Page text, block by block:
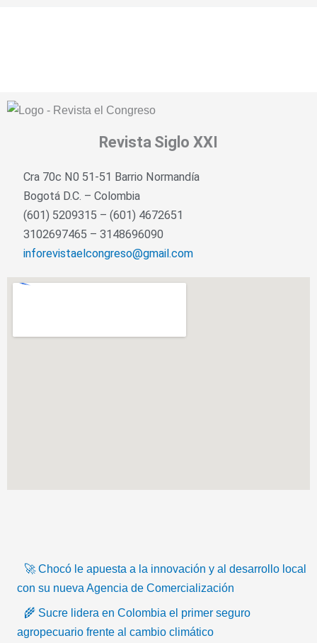
Revista Siglo XXI
Cra 70c N0 51-51 Barrio Normandía
Bogotá D.C. – Colombia
(601) 5209315 – (601) 4672651
3102697465 – 3148696090
inforevistaelcongreso@gmail.com
i
k
t
a
c
e
w
i
t
o
u
t
n
s
t
c
🚀 Chocó le apuesta a la innovación y al desarrollo local
con su nueva Agencia de Comercialización
🌾 Sucre lidera en Colombia el primer seguro
agropecuario frente al cambio climático